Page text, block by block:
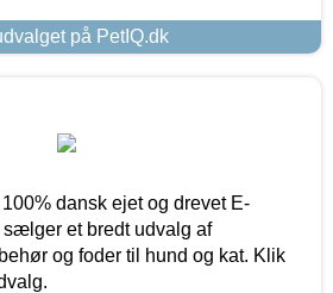
på PetIQ.dk
dansk ejet og drevet E-
et bredt udvalg af
og foder til hund og kat. Klik